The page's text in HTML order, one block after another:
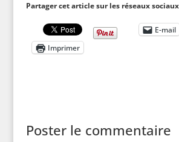
Partager cet article sur les réseaux sociaux
E-mail
Imprimer
Poster le commentaire